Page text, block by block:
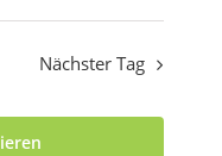
Nächster Tag